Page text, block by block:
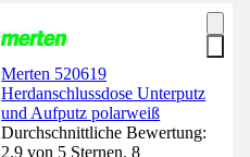
Merten 520619
Herdanschlussdose Unterputz
und Aufputz polarweiß
Durchschnittliche Bewertung:
2.9 von 5 Sternen. 8